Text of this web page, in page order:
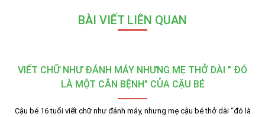
BÀI VIẾT LIÊN QUAN
VIẾT CHỮ NHƯ ĐÁNH MÁY NHƯNG MẸ THỞ DÀI ” ĐÓ
LÀ MỘT CĂN BỆNH” CỦA CẬU BÉ
Cậu bé 16 tuổi viết chữ như đánh máy, nhưng mẹ cậu bé thở dài “đó là